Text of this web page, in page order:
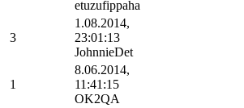
etuzufippaha
3
1.08.2014,
23:01:13
JohnnieDet
1
8.06.2014,
11:41:15
OK2QA